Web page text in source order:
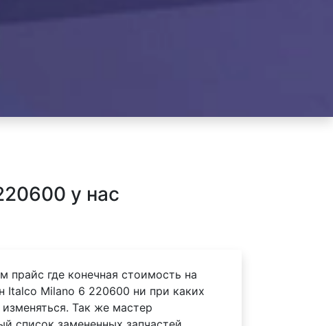
у нас
прайс где конечная стоимость на
Italco Milano 6 220600 ни при каких
Так же мастер